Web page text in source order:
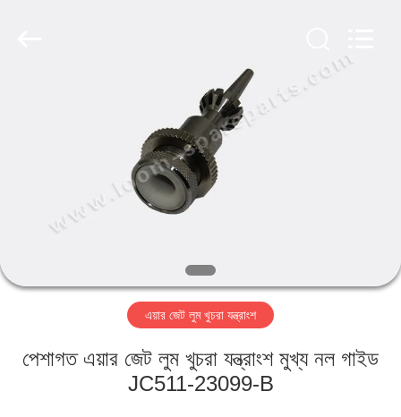
সম্পর্কে
কারখানা
এয়ার জেট লুম খুচরা যন্ত্রাংশ
পেশাগত এয়ার জেট লুম খুচরা যন্ত্রাংশ মুখ্য নল গাইড
JC511-23099-B